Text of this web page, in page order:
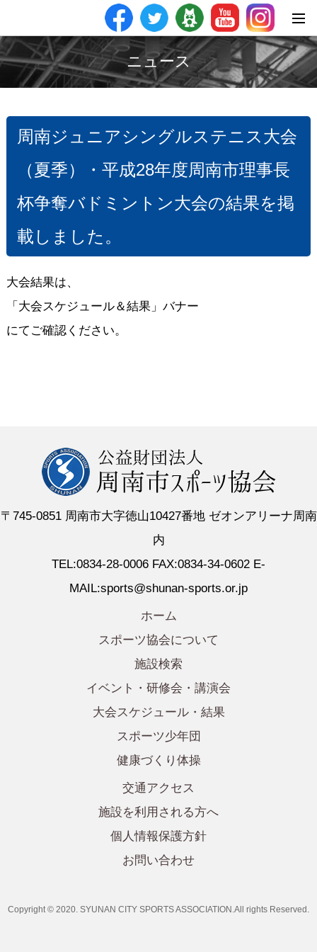
ニュース
周南ジュニアシングルステニス大会
（夏季）・平成28年度周南市理事長
杯争奪バドミントン大会の結果を掲
載しました。
大会結果は、
「大会スケジュール＆結果」バナー
にてご確認ください。
〒745-0851 周南市大字徳山10427番地 ゼオンアリーナ周南
内
TEL:0834-28-0006 FAX:0834-34-0602 E-
MAIL:sports@shunan-sports.or.jp
ホーム
スポーツ協会について
施設検索
イベント・研修会・講演会
大会スケジュール・結果
スポーツ少年団
健康づくり体操
交通アクセス
施設を利用される方へ
個人情報保護方針
お問い合わせ
Copyright © 2020. SYUNAN CITY SPORTS ASSOCIATION.All rights Reserved.